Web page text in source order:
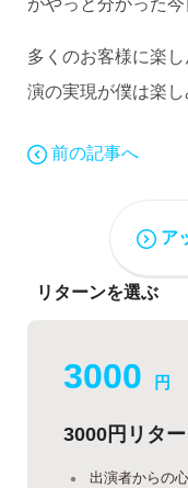
多くのお客様に楽
演の実現が僕は楽し
前の記事へ
ア
リターンを選ぶ
3000 円
3000円リタ
出演者からの